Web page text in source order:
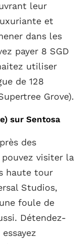
leur
et
dans les
payer 8 SGD
utiliser
de 128
Grove).
sur Sentosa
des
visiter la
haute tour
Studios,
foule de
Détendez-